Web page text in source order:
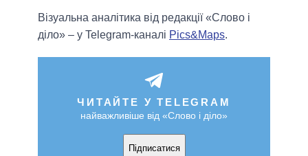
Візуальна аналітика від редакції «Слово і
діло» – у Telegram-каналі Pics&Maps.
ЧИТАЙТЕ У TELEGRAM
найважливіше від «Слово і діло»
Підписатися